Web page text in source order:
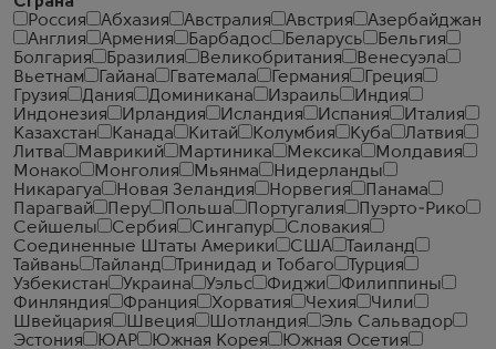
Россия
Абхазия Австралия Австрия
Азербайджан
Англия
Армения Барбадос Беларусь
Бельгия
Болгария
Бразилия Великобритания
Венесуэла
Вьетнам
Гайана Гватемала Германия
Греция
Грузия
Дания Доминикана Израиль
Индия
Индонезия
Ирландия Исландия Испания
Италия
Казахстан
Канада Китай Колумбия Куба
Латвия
Литва
Маврикий Мартиника Мексика
Молдавия
Монако
Монголия Мьянма
Нидерланды
Никарагуа
Новая Зеландия Норвегия
Панама
Парагвай
Перу Польша Португалия
Пуэрто-Рико
Сейшелы
Сербия Сингапур
Словакия
Соединенные Штаты Америки
США
Таиланд
Тайвань
Тайланд Тринидад и Тобаго
Турция
Узбекистан
Украина Уэльс Фиджи
Филиппины
Финляндия
Франция Хорватия Чехия
Чили
Швейцария
Швеция Шотландия
Эль Сальвадор
Эстония
ЮАР Южная Корея
Южная Осетия